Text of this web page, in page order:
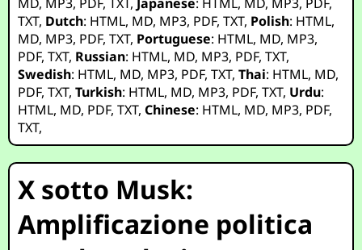
TXT, Dutch: HTML, MD, MP3, PDF,TXT, Polish: HTML,
MD, MP3, PDF,TXT, Portuguese: HTML, MD, MP3,
PDF,TXT, Russian: HTML, MD, MP3, PDF,TXT,
Swedish: HTML, MD, MP3, PDF,TXT,Thai: HTML, MD,
PDF,TXT,Turkish: HTML, MD, MP3, PDF,TXT, Urdu:
HTML, MD, PDF,TXT,Chinese: HTML, MD, MP3, PDF,
TXT,
X sotto Musk:
Amplificazione politica